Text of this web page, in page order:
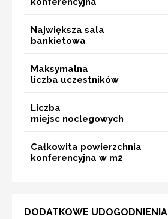
Największa sala
bankietowa
Maksymalna
liczba uczestników
Liczba
miejsc noclegowych
Całkowita powierzchnia
konferencyjna w m2
DODATKOWE UDOGODNIENIA